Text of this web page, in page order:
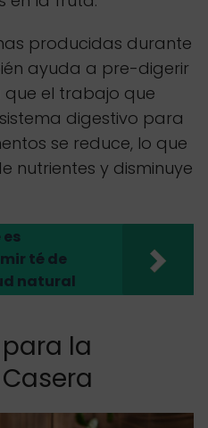
producidas durante
ayuda a pre-digerir
que el trabajo que
digestivo para
se reduce, lo que
nutrientes y disminuye
es
té de
natural
la